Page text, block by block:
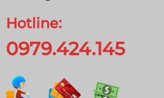
Hotline:
0979.424.145